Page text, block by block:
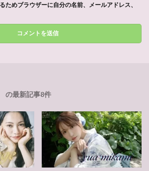
ためブラウザーに自分の名前、メールアドレス、
の最新記事8件